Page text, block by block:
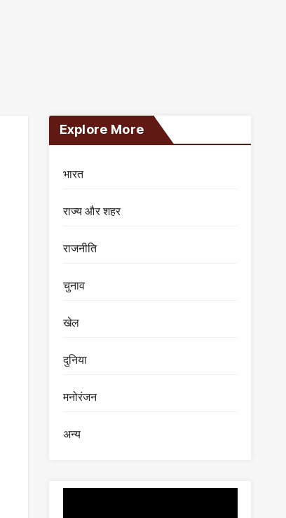
Explore More
भारत
राज्य और शहर
राजनीति
चुनाव
खेल
दुनिया
मनोरंजन
अन्य